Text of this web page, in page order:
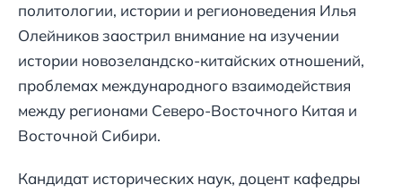
политологии, истории и регионоведения Илья
Олейников заострил внимание на изучении
истории новозеландско-китайских отношений,
проблемах международного взаимодействия
между регионами Северо-Восточного Китая и
Восточной Сибири.
Кандидат исторических наук, доцент кафедры